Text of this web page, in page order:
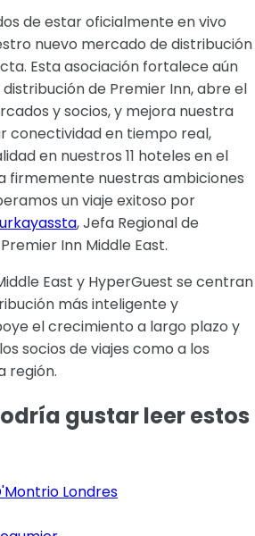
de estar oficialmente en vivo
nuevo mercado de distribución
Esta asociación fortalece aún
de Premier Inn, abre el
y socios, y mejora nuestra
conectividad en tiempo real,
en nuestros 11 hoteles en el
firmemente nuestras ambiciones
un viaje exitoso por
, Jefa Regional de
Inn Middle East.
East y HyperGuest se centran
más inteligente y
el crecimiento a largo plazo y
socios de viajes como a los
región.
gustar leer estos
Londres